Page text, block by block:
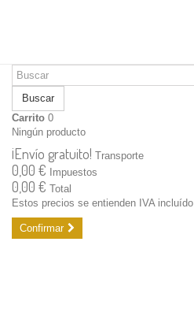
Buscar
Carrito 0
Ningún producto
¡Envío gratuito!Transporte
0,00 € Impuestos
0,00 € Total
Estos precios se entienden IVA incluído
Confirmar